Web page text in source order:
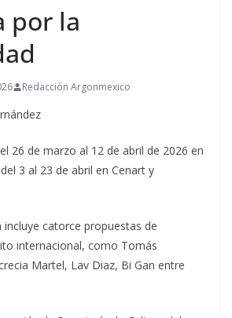
por la
Redacción Argonmexico
26 de marzo al 12 de abril de 2026 en
3 al 23 de abril en Cenart y
catorce propuestas de
internacional, como Tomás
Martel, Lav Diaz, Bi Gan entre